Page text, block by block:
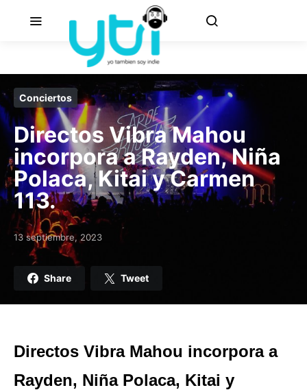
Conciertos
Directos Vibra Mahou
incorpora a Rayden, Niña
Polaca, Kitai y Carmen
113.
Posted on
13 septiembre, 2023
Share Tweet
Directos Vibra Mahou incorpora a
Rayden, Niña Polaca, Kitai y